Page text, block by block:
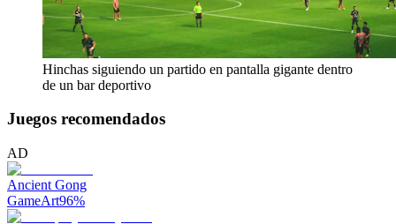
Hinchas siguiendo un partido en pantalla gigante dentro
de un bar deportivo
Juegos recomendados
AD
Ancient Gong
GameArt96%